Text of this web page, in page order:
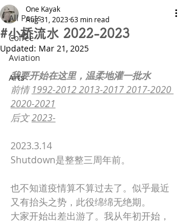
All Posts
Coffee
Aviation
Arts
#小桥流水 2022-2023
One Kayak
Aug 31, 202363 min read
Updated: Mar 21, 2025
我要开始在这里，温柔地灌一批水
前情 1992-20122013-20172017-2020
2020-2021
后文 2023-
2023.3.14
Shutdown是整整三周年前。
也不知道疫情算不算过去了。似乎最近
又有抬头之势，此役绵绵无绝期。
大家开始出差出游了。我从年初开始，